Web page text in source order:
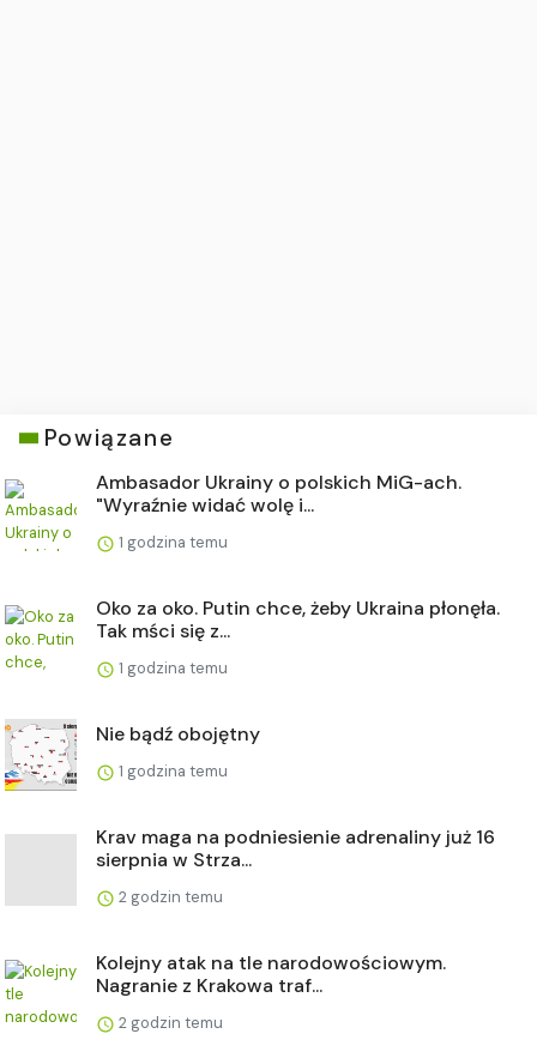
Powiązane
Ambasador Ukrainy o polskich MiG-ach.
"Wyraźnie widać wolę i...
1 godzina temu
Oko za oko. Putin chce, żeby Ukraina płonęła.
Tak mści się z...
1 godzina temu
Nie bądź obojętny
1 godzina temu
Krav maga na podniesienie adrenaliny już 16
sierpnia w Strza...
2 godzin temu
Kolejny atak na tle narodowościowym.
Nagranie z Krakowa traf...
2 godzin temu